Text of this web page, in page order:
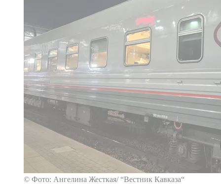
© Фото: Ангелина Жесткая/ “Вестник Кавказа“